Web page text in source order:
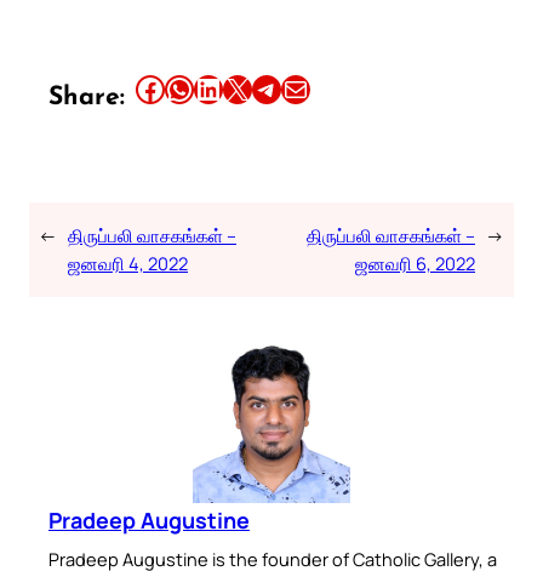
Share: Share this article on Facebook Share this article on WhatsApp Share this article on LinkedIn Share this article on X Share this article on TelegramEmail this Article
← திருப்பலி வாசகங்கள் –
ஜனவரி 4, 2022
திருப்பலி வாசகங்கள் –
ஜனவரி 6, 2022
→
Pradeep Augustine
Pradeep Augustine is the founder of Catholic Gallery, a